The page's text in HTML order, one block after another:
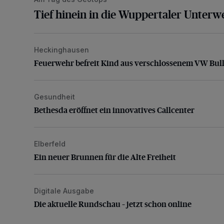
Tief hinein in die Wuppertaler
Feuerwehr befreit Kind aus verschlossenem VW Bulli
Heckinghausen
Feuerwehr befreit Kind aus verschlossenem VW
Bethesda eröffnet ein innovatives Callcenter
Gesundheit
Bethesda eröffnet ein innovatives Callcenter
Ein neuer Brunnen für die Alte Freiheit
Elberfeld
Ein neuer Brunnen für die Alte Freiheit
Die aktuelle Rundschau – jetzt schon online
Digitale Ausgabe
Die aktuelle Rundschau – jetzt schon online